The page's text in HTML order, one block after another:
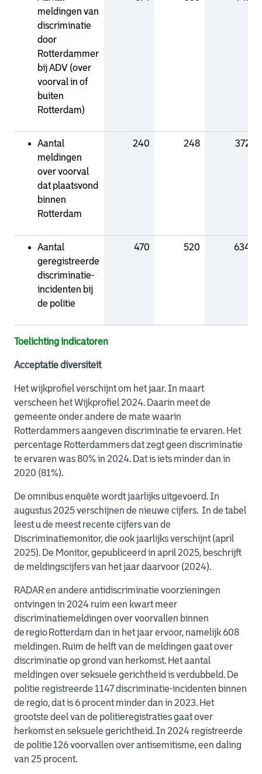
meldingen van
discriminatie
door
Rotterdammer
bij ADV (over
voorval in of
buiten
Rotterdam)
Aantal
meldingen
over voorval
dat plaatsvond
binnen
Rotterdam
240 248 372
Aantal
geregistreerde
discriminatie-
incidenten bij
de politie
470 520 634
Toelichting indicatoren
Acceptatie diversiteit
Het wijkprofiel verschijnt om het jaar. In maart
verscheen het Wijkproﬁel 2024. Daarin meet de
gemeente onder andere de mate waarin
Rotterdammers aangeven discriminatie te ervaren. Het
percentage Rotterdammers dat zegt geen discriminatie
te ervaren was 80% in 2024. Dat is iets minder dan in
2020 (81%).
De omnibus enquête wordt jaarlijks uitgevoerd. In
augustus 2025 verschijnen de nieuwe cijfers. In de tabel
leest u de meest recente cijfers van de
Discriminatiemonitor, die ook jaarlijks verschijnt (april
2025). De Monitor, gepubliceerd in april 2025, beschrijft
de meldingscijfers van het jaar daarvoor (2024).
RADAR en andere antidiscriminatie voorzieningen
ontvingen in 2024 ruim een kwart meer
discriminatiemeldingen over voorvallen binnen
de regio Rotterdam dan in het jaar ervoor, namelijk 608
meldingen. Ruim de helft van de meldingen gaat over
discriminatie op grond van herkomst. Het aantal
meldingen over seksuele gerichtheid is verdubbeld. De
politie registreerde 1147 discriminatie-incidenten binnen
de regio, dat is 6 procent minder dan in 2023. Het
grootste deel van de politieregistraties gaat over
herkomst en seksuele gerichtheid. In 2024 registreerde
de politie 126 voorvallen over antisemitisme, een daling
van 25 procent.